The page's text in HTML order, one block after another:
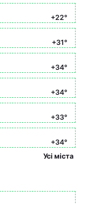
+22°
+31°
+34°
+34°
+33°
+34°
Усі міста